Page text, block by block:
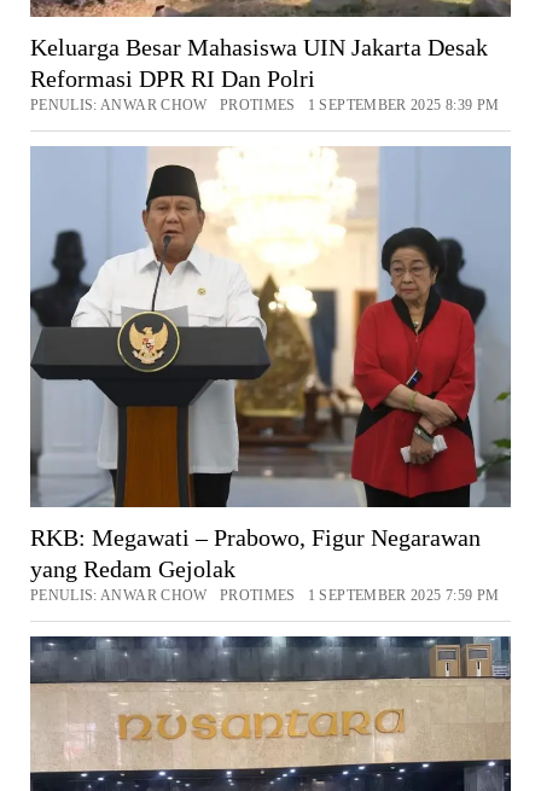
Keluarga Besar Mahasiswa UIN Jakarta Desak
Reformasi DPR RI Dan Polri
PENULIS: ANWAR CHOW PROTIMES 1 SEPTEMBER 2025 8:39 PM
RKB: Megawati – Prabowo, Figur Negarawan
yang Redam Gejolak
PENULIS: ANWAR CHOW PROTIMES 1 SEPTEMBER 2025 7:59 PM